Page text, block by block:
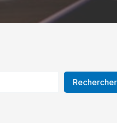
Rechercher